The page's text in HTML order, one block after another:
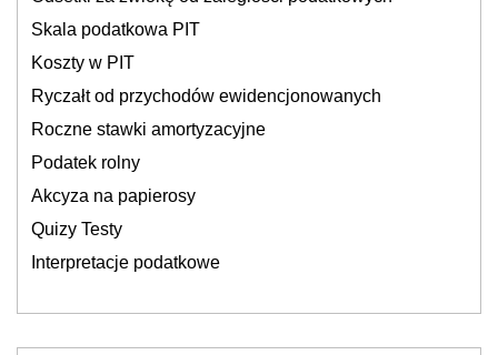
Skala podatkowa PIT
Koszty w PIT
Ryczałt od przychodów ewidencjonowanych
Roczne stawki amortyzacyjne
Podatek rolny
Akcyza na papierosy
Quizy Testy
Interpretacje podatkowe